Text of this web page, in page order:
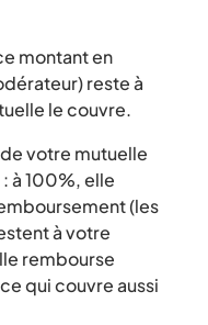
montant en
reste à
le couvre.
votre mutuelle
à 100%, elle
(les
à votre
rembourse
qui couvre aussi